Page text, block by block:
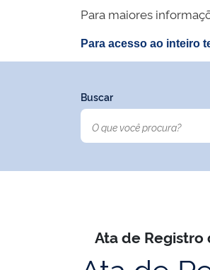
Para maiores
Para acesso ao inteiro
Buscar
Ata de